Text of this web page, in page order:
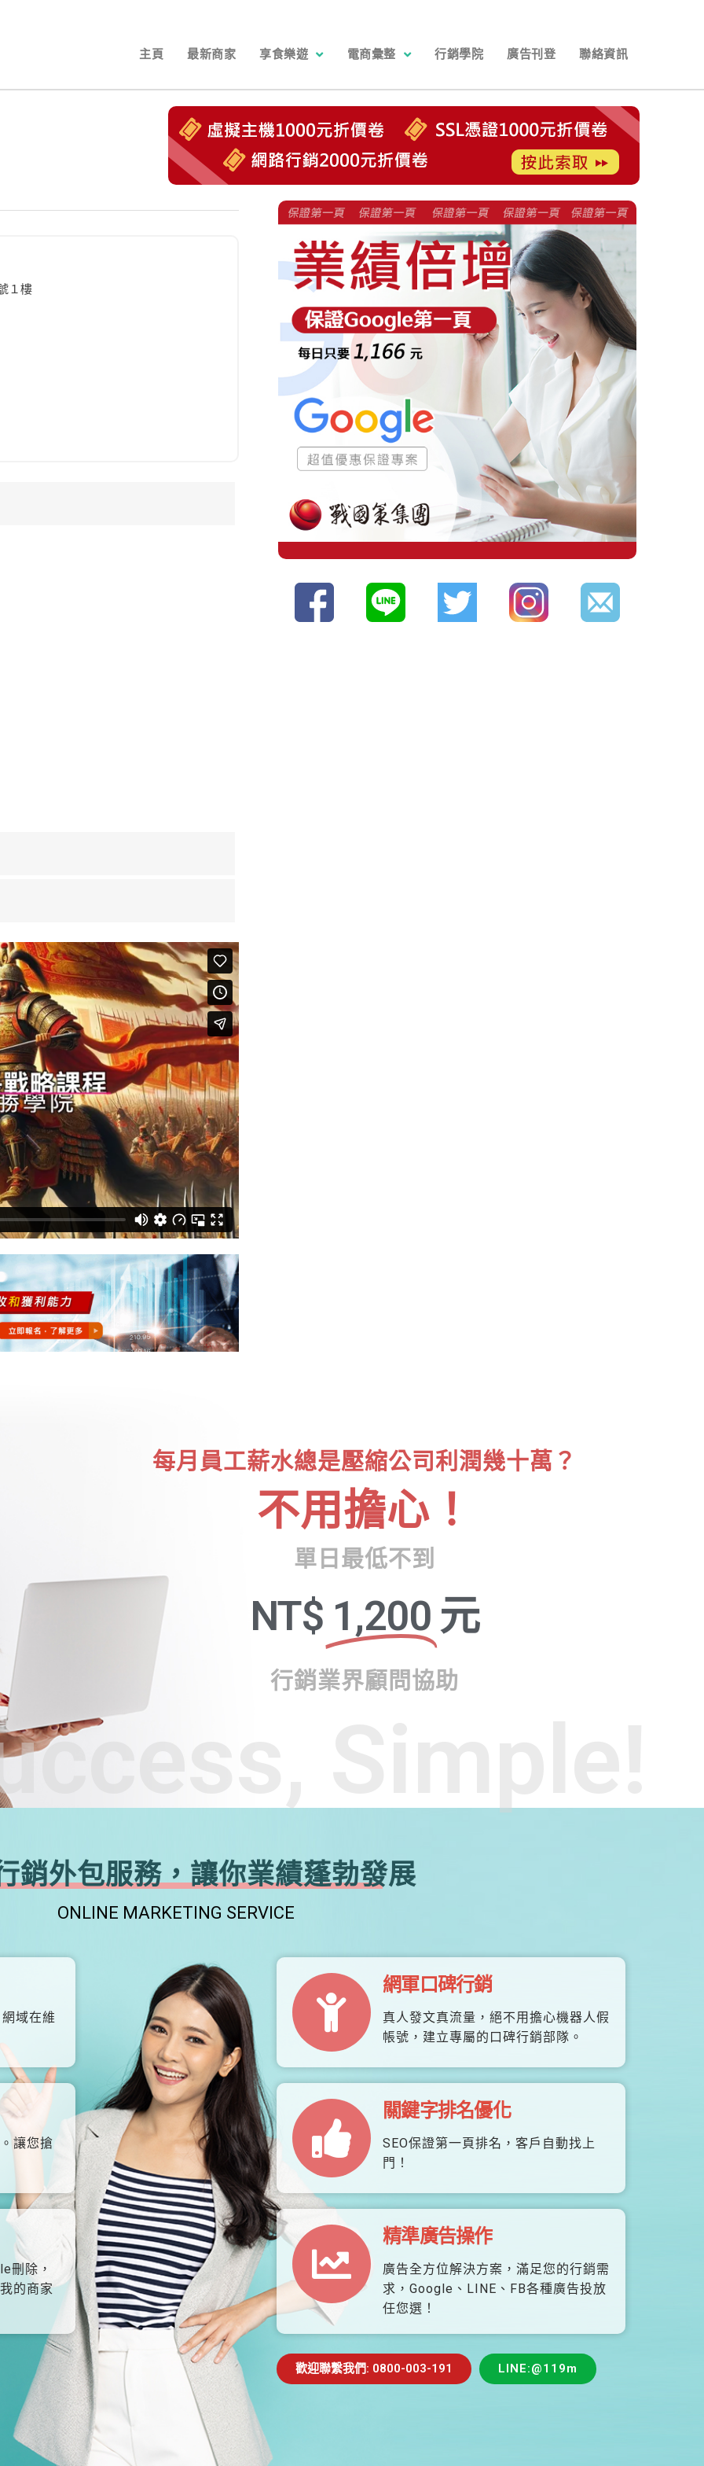
主頁 最新商家 享食樂遊 電商彙整 行銷學院 廣告刊登 聯絡資訊
１樓
Simple!
每月員工薪水總是壓縮公司利潤幾十萬？
不用擔心！
單日最低不到
NT$ 1,200 元
行銷業界顧問協助
銷外包服務，讓你業績蓬勃發展
ONLINE MARKETING SERVICE
域在維
讓您搶
刪除，
的商家
網軍口碑行銷
真人發文真流量，絕不用擔心機器人假
帳號，建立專屬的口碑行銷部隊。
關鍵字排名優化
SEO保證第一頁排名，客戶自動找上
門！
精準廣告操作
廣告全方位解決方案，滿足您的行銷需
求，Google、LINE、FB各種廣告投放
任您選！
歡迎聯繫我們: 0800-003-191 LINE:@119m